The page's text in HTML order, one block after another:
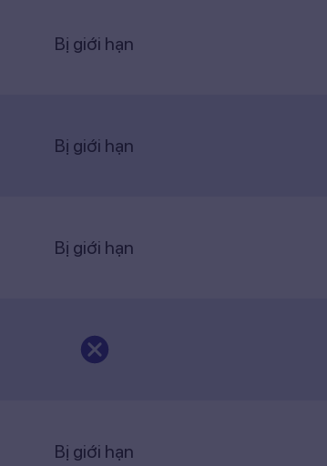
Bị giới hạn
Bị giới hạn
Bị giới hạn
Bị giới hạn